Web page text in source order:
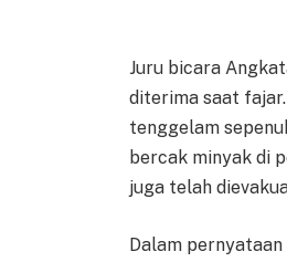
Juru bicara
diterima saat
tenggelam
bercak minyak di
juga telah
Dalam